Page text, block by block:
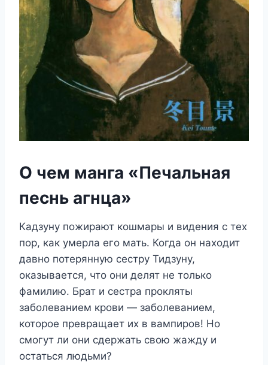
О чем манга «Печальная
песнь агнца»
Кадзуну пожирают кошмары и видения с тех
пор, как умерла его мать. Когда он находит
давно потерянную сестру Тидзуну,
оказывается, что они делят не только
фамилию. Брат и сестра прокляты
заболеванием крови — заболеванием,
которое превращает их в вампиров! Но
смогут ли они сдержать свою жажду и
остаться людьми?